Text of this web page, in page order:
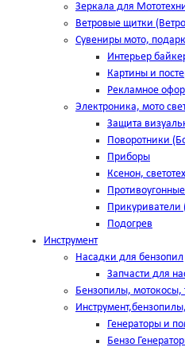
Зеркала для
Ветровые щитки
Сувениры мото,
Интерьер
Картины и
Рекламное
Электроника, мото
Защита
Поворотники
Приборы
Ксенон,
Прикуриватели
Подогрев
Инструмент
Насадки для бензопил
Запчасти для
Бензопилы,
Генераторы и
Бензо